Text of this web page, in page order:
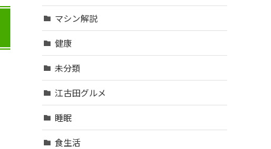
マシン解説
健康
未分類
江古田グルメ
睡眠
食生活